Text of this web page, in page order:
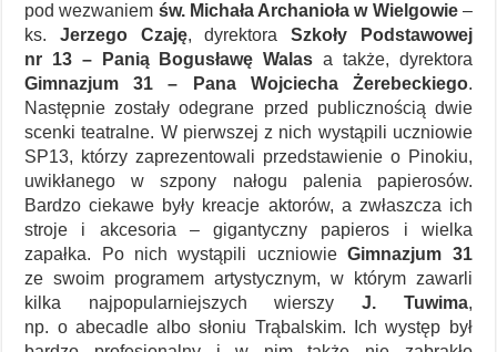
pod wezwaniem św. Michała Archanioła w Wielgowie–
ks. Jerzego Czaję, dyrektoraSzkoły Podstawowej
nr 13 – Panią Bogusławę Walas a także, dyrektora
Gimnazjum 31 – Pana Wojciecha Żerebeckiego.
Następnie zostały odegrane przed publicznością dwie
scenki teatralne. W pierwszej z nich wystąpili uczniowie
SP13, którzy zaprezentowali przedstawienie o Pinokiu,
uwikłanego w szpony nałogu palenia papierosów.
Bardzo ciekawe były kreacje aktorów, a zwłaszcza ich
stroje i akcesoria – gigantyczny papieros i wielka
zapałka. Po nich wystąpili uczniowieGimnazjum 31
ze swoim programem artystycznym, w którym zawarli
kilka najpopularniejszych wierszyJ. Tuwima,
np. o abecadle albo słoniu Trąbalskim. Ich występ był